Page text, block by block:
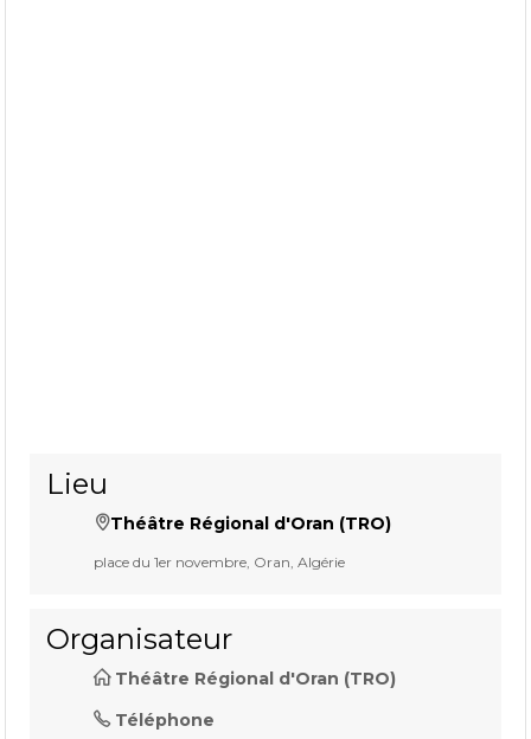
Lieu
Théâtre Régional d'Oran (TRO)
place du 1er novembre, Oran, Algérie
Organisateur
Théâtre Régional d'Oran (TRO)
Téléphone